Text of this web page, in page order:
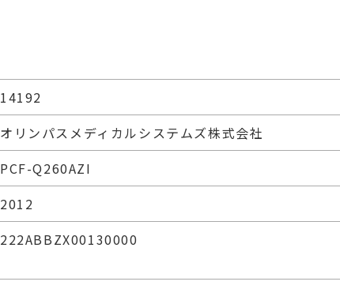
14192
オリンパスメディカルシステムズ株式会社
PCF-Q260AZI
2012
222ABBZX00130000